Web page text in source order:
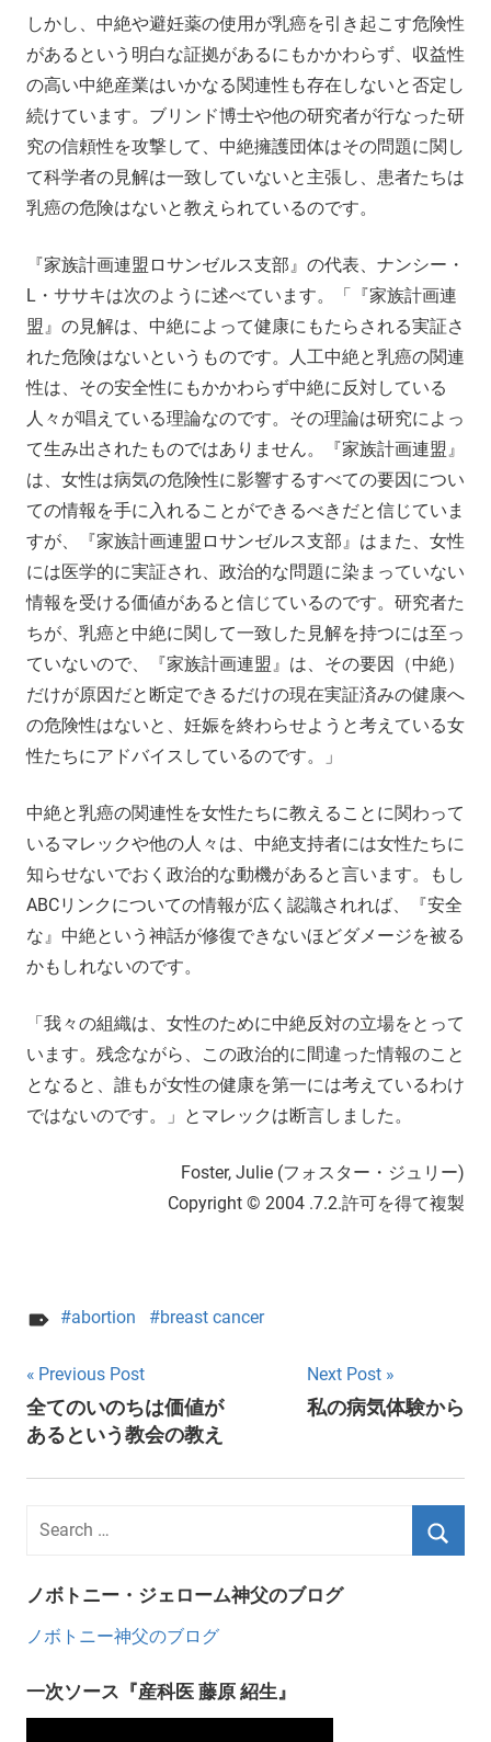
しかし、中絶や避妊薬の使用が乳癌を引き起こす危険性
があるという明白な証拠があるにもかかわらず、収益性
の高い中絶産業はいかなる関連性も存在しないと否定し
続けています。ブリンド博士や他の研究者が行なった研
究の信頼性を攻撃して、中絶擁護団体はその問題に関し
て科学者の見解は一致していないと主張し、患者たちは
乳癌の危険はないと教えられているのです。
『家族計画連盟ロサンゼルス支部』の代表、ナンシー・
L・ササキは次のように述べています。「『家族計画連
盟』の見解は、中絶によって健康にもたらされる実証さ
れた危険はないというものです。人工中絶と乳癌の関連
性は、その安全性にもかかわらず中絶に反対している
人々が唱えている理論なのです。その理論は研究によっ
て生み出されたものではありません。『家族計画連盟』
は、女性は病気の危険性に影響するすべての要因につい
ての情報を手に入れることができるべきだと信じていま
すが、『家族計画連盟ロサンゼルス支部』はまた、女性
には医学的に実証され、政治的な問題に染まっていない
情報を受ける価値があると信じているのです。研究者た
ちが、乳癌と中絶に関して一致した見解を持つには至っ
ていないので、『家族計画連盟』は、その要因（中絶）
だけが原因だと断定できるだけの現在実証済みの健康へ
の危険性はないと、妊娠を終わらせようと考えている女
性たちにアドバイスしているのです。」
中絶と乳癌の関連性を女性たちに教えることに関わって
いるマレックや他の人々は、中絶支持者には女性たちに
知らせないでおく政治的な動機があると言います。もし
ABCリンクについての情報が広く認識されれば、『安全
な』中絶という神話が修復できないほどダメージを被る
かもしれないのです。
「我々の組織は、女性のために中絶反対の立場をとって
います。残念ながら、この政治的に間違った情報のこと
となると、誰もが女性の健康を第一には考えているわけ
ではないのです。」とマレックは断言しました。
Foster, Julie (フォスター・ジュリー)
Copyright © 2004 .7.2.許可を得て複製
abortion breast cancer
Post
navigation
Previous Post
全てのいのちは価値が
あるという教会の教え
Next Post
私の病気体験から
ノボトニー・ジェローム神父のブログ
ノボトニー神父のブログ
一次ソース『産科医 藤原 紹生』